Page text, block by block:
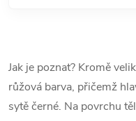
Jak je poznat? Kromě
růžová barva, přičemž
sytě černé. Na povrchu